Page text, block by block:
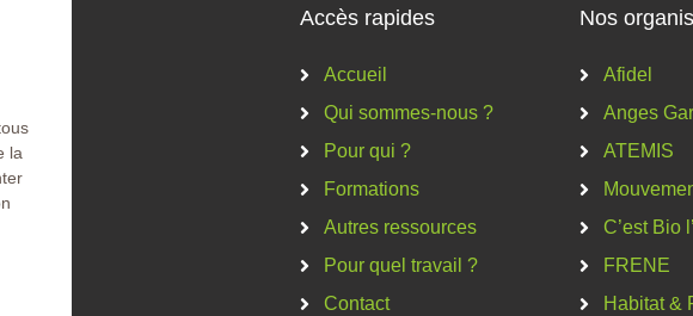
la
Accès rapides
Accueil
Qui sommes-nous ?
Pour qui ?
Formations
Autres ressources
Pour quel travail ?
Contact
Nos
Afidel
Anges
ATEMIS
C’est Bio
FRENE
Habitat &